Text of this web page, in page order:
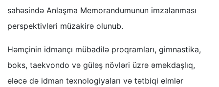
sahəsində Anlaşma Memorandumunun imzalanması
perspektivləri müzakirə olunub.
Həmçinin idmançı mübadilə proqramları, gimnastika,
boks, taekvondo və güləş növləri üzrə əməkdaşlıq,
eləcə də idman texnologiyaları və tətbiqi elmlər